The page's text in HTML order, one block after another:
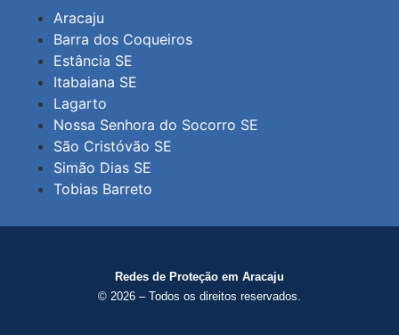
Aracaju
Barra dos Coqueiros
Estância SE
Itabaiana SE
Lagarto
Nossa Senhora do Socorro SE
São Cristóvão SE
Simão Dias SE
Tobias Barreto
Redes de Proteção em Aracaju
© 2026 – Todos os direitos reservados.